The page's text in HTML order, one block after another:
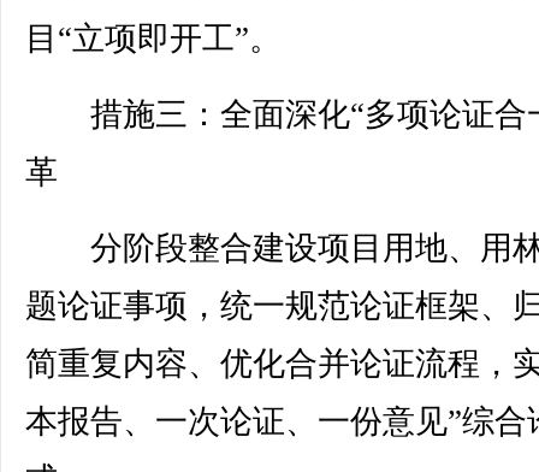
目“立项即开工”。
措施三：全面深化“多项论证合
革
分阶段整合建设项目用地、用
题论证事项，统一规范论证框架、
简重复内容、优化合并论证流程，
本报告、一次论证、一份意见”综合